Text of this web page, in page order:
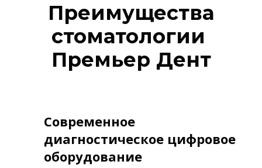
Преимущества
стоматологии
Премьер Дент
Современное
диагностическое цифровое
оборудование